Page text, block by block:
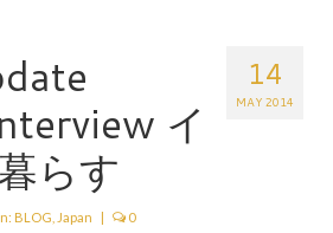
PARTY
14
MAY 2014
イ
らす
BLOG Japan | 0